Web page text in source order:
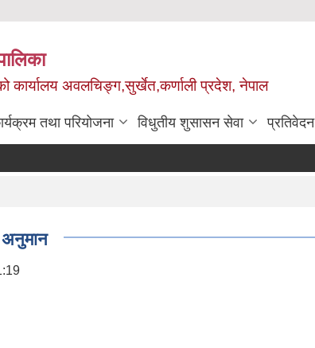
कार्यालय अवलचिङ्ग,सुर्खेत,कर्णाली प्रदेश, नेपाल
तथा परियोजना विधुतीय शुसासन सेवा प्रतिवेदन